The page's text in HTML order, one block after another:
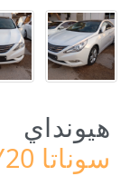
هيونداي
سوناتا Y20